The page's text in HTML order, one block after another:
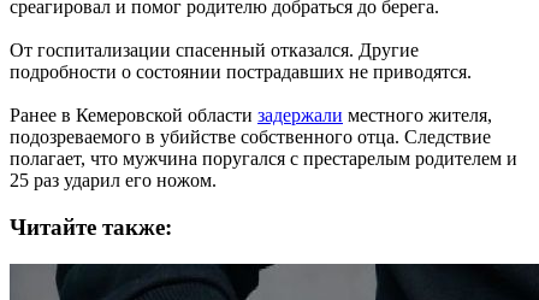
среагировал и помог родителю добраться до берега.
От госпитализации спасенный отказался. Другие
подробности о состоянии пострадавших не приводятся.
Ранее в Кемеровской области задержали местного жителя,
подозреваемого в убийстве собственного отца. Следствие
полагает, что мужчина поругался с престарелым родителем и
25 раз ударил его ножом.
Читайте также: